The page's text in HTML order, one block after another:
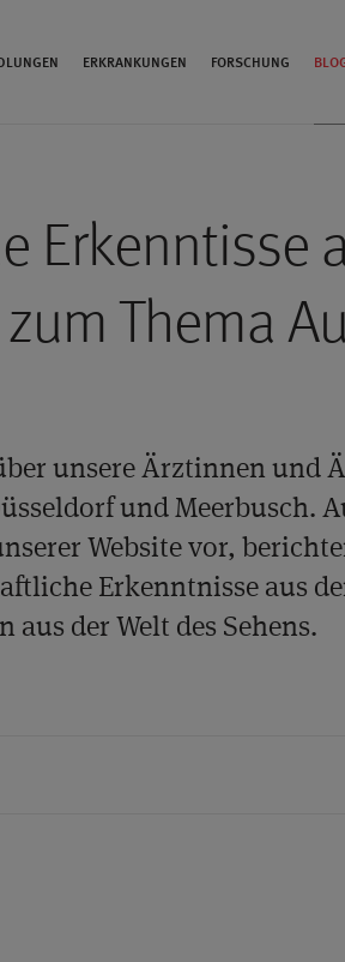
ERKRANKUNGEN FORSCHUNG
Erkenntisse
Thema
unsere Ärztinnen und
und Meerbusch.
Website vor,
Erkenntnisse aus
aus der Welt des Sehens.